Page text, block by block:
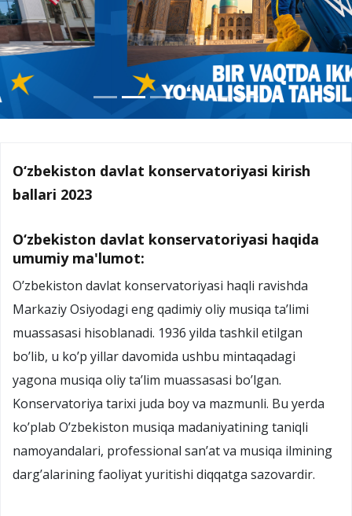
O‘zbekiston davlat konservatoriyasi kirish
ballari 2023
O‘zbekiston davlat konservatoriyasi haqida
umumiy ma'lumot:
O’zbekiston davlat konservatoriyasi haqli ravishda
Markaziy Osiyodagi eng qadimiy oliy musiqa ta’limi
muassasasi hisoblanadi. 1936 yilda tashkil etilgan
bo’lib, u ko’p yillar davomida ushbu mintaqadagi
yagona musiqa oliy ta’lim muassasasi bo’lgan.
Konservatoriya tarixi juda boy va mazmunli. Bu yerda
ko’plab O’zbekiston musiqa madaniyatining taniqli
namoyandalari, professional san’at va musiqa ilmining
darg’alarining faoliyat yuritishi diqqatga sazovardir.